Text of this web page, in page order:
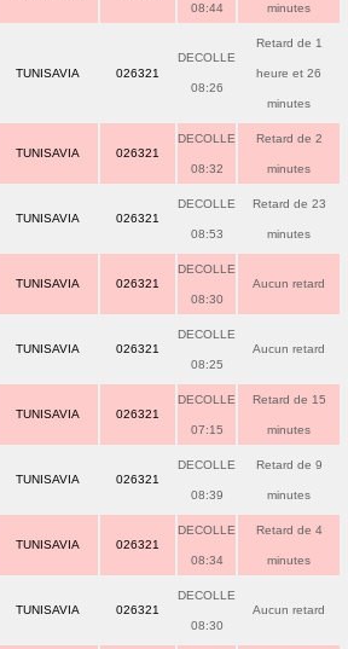
08:44 minutes
TUNISAVIA 026321
DECOLLE
08:26
Retard de 1
heure et 26
minutes
TUNISAVIA 026321
DECOLLE
08:32
Retard de 2
minutes
TUNISAVIA 026321
DECOLLE
08:53
Retard de 23
minutes
TUNISAVIA 026321
DECOLLE
08:30
Aucun retard
TUNISAVIA 026321
DECOLLE
08:25
Aucun retard
TUNISAVIA 026321
DECOLLE
07:15
Retard de 15
minutes
TUNISAVIA 026321
DECOLLE
08:39
Retard de 9
minutes
TUNISAVIA 026321
DECOLLE
08:34
Retard de 4
minutes
TUNISAVIA 026321
DECOLLE
08:30
Aucun retard